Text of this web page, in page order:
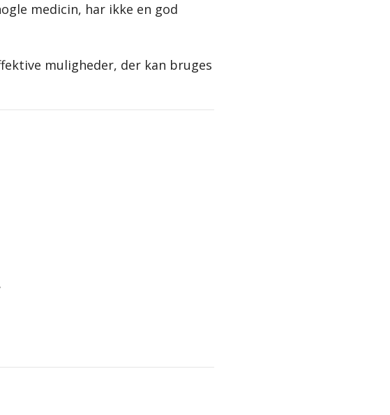
medicin, har ikke en god
muligheder, der kan bruges